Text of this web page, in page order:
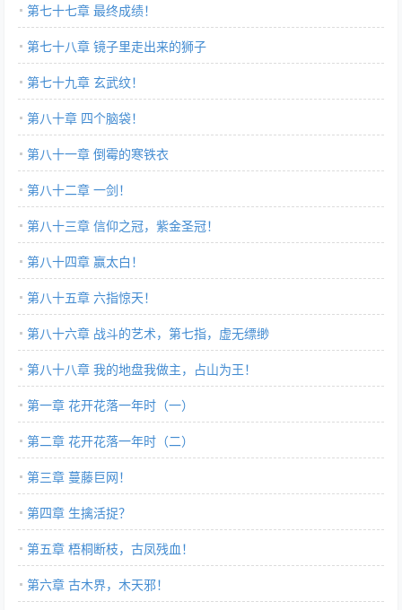
第七十七章 最终成绩！
第七十八章 镜子里走出来的狮子
第七十九章 玄武纹！
第八十章 四个脑袋！
第八十一章 倒霉的寒铁衣
第八十二章 一剑！
第八十三章 信仰之冠，紫金圣冠！
第八十四章 赢太白！
第八十五章 六指惊天！
第八十六章 战斗的艺术，第七指，虚无缥缈
第八十八章 我的地盘我做主，占山为王！
第一章 花开花落一年时（一）
第二章 花开花落一年时（二）
第三章 蔓藤巨网！
第四章 生擒活捉？
第五章 梧桐断枝，古凤残血！
第六章 古木界，木天邪！